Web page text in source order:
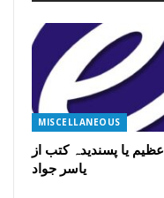
MISCELLANEOUS
عظیم یا پسندیدہ کتب از
یاسر جواد